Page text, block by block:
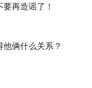
再造谣了！
俩什么关系？